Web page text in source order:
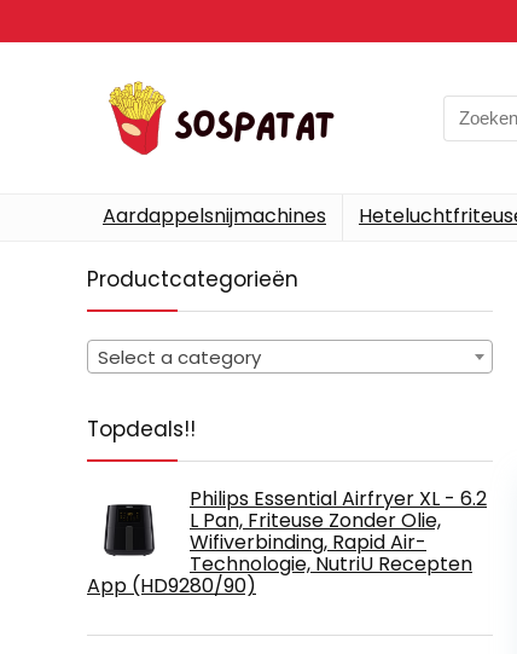
Search
for:
Aardappelsnijmachines
Productcategorieën
Select a category
Topdeals!!
Philips Essential Airfryer XL - 6.2
L Pan, Friteuse Zonder Olie,
Wifiverbinding, Rapid Air-
Technologie, NutriU Recepten
App (HD9280/90)